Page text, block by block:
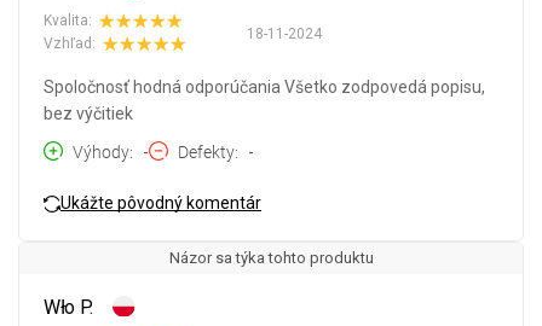
18-11-2024
Kvalita:
Vzhľad:
Spoločnosť hodná odporúčania Všetko zodpovedá popisu,
bez výčitiek
Výhody
- Defekty -
Ukážte pôvodný komentár
Názor sa týka tohto produktu
Wło P.